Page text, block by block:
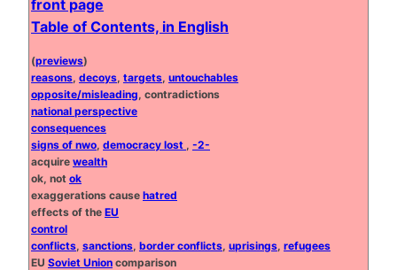
front page
Table of Contents, in English
(previews)
reasons, decoys, targets, untouchables
opposite/misleading, contradictions
national perspective
consequences
signs of nwo, democracy lost , -2-
acquire wealth
ok, not ok
exaggerations cause hatred
effects of the EU
control
conflicts, sanctions, border conflicts, uprisings, refugees
EU Soviet Union comparison